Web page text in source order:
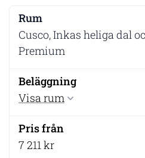
Cusco, Inkas heliga dal
Premium
Visa rum
7 211 kr